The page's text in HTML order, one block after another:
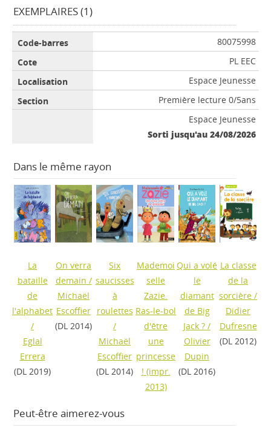
EXEMPLAIRES (1)
80075998
PL EEC
Espace Jeunesse
Première lecture 0/5ans
Espace Jeunesse
Sorti jusqu'au 24/08/2026
Dans le même rayon
La
bataille
de
l'alphabet
/
Eglal
Errera
(DL 2019)
On verra
demain /
Michaël
Escoffier
(DL 2014)
Six
saucisses
à
roulettes
/
Michaël
Escoffier
(DL 2014)
Mademoi
selle
Zazie.
Ras-le-bol
d'être
une
princesse
! (impr.
2013)
Qui a volé
le
diamant
de Big
Jack ? /
Olivier
Dupin
(DL 2016)
La classe
de la
sorcière /
Didier
Dufresne
(DL 2012)
Peut-être aimerez-vous